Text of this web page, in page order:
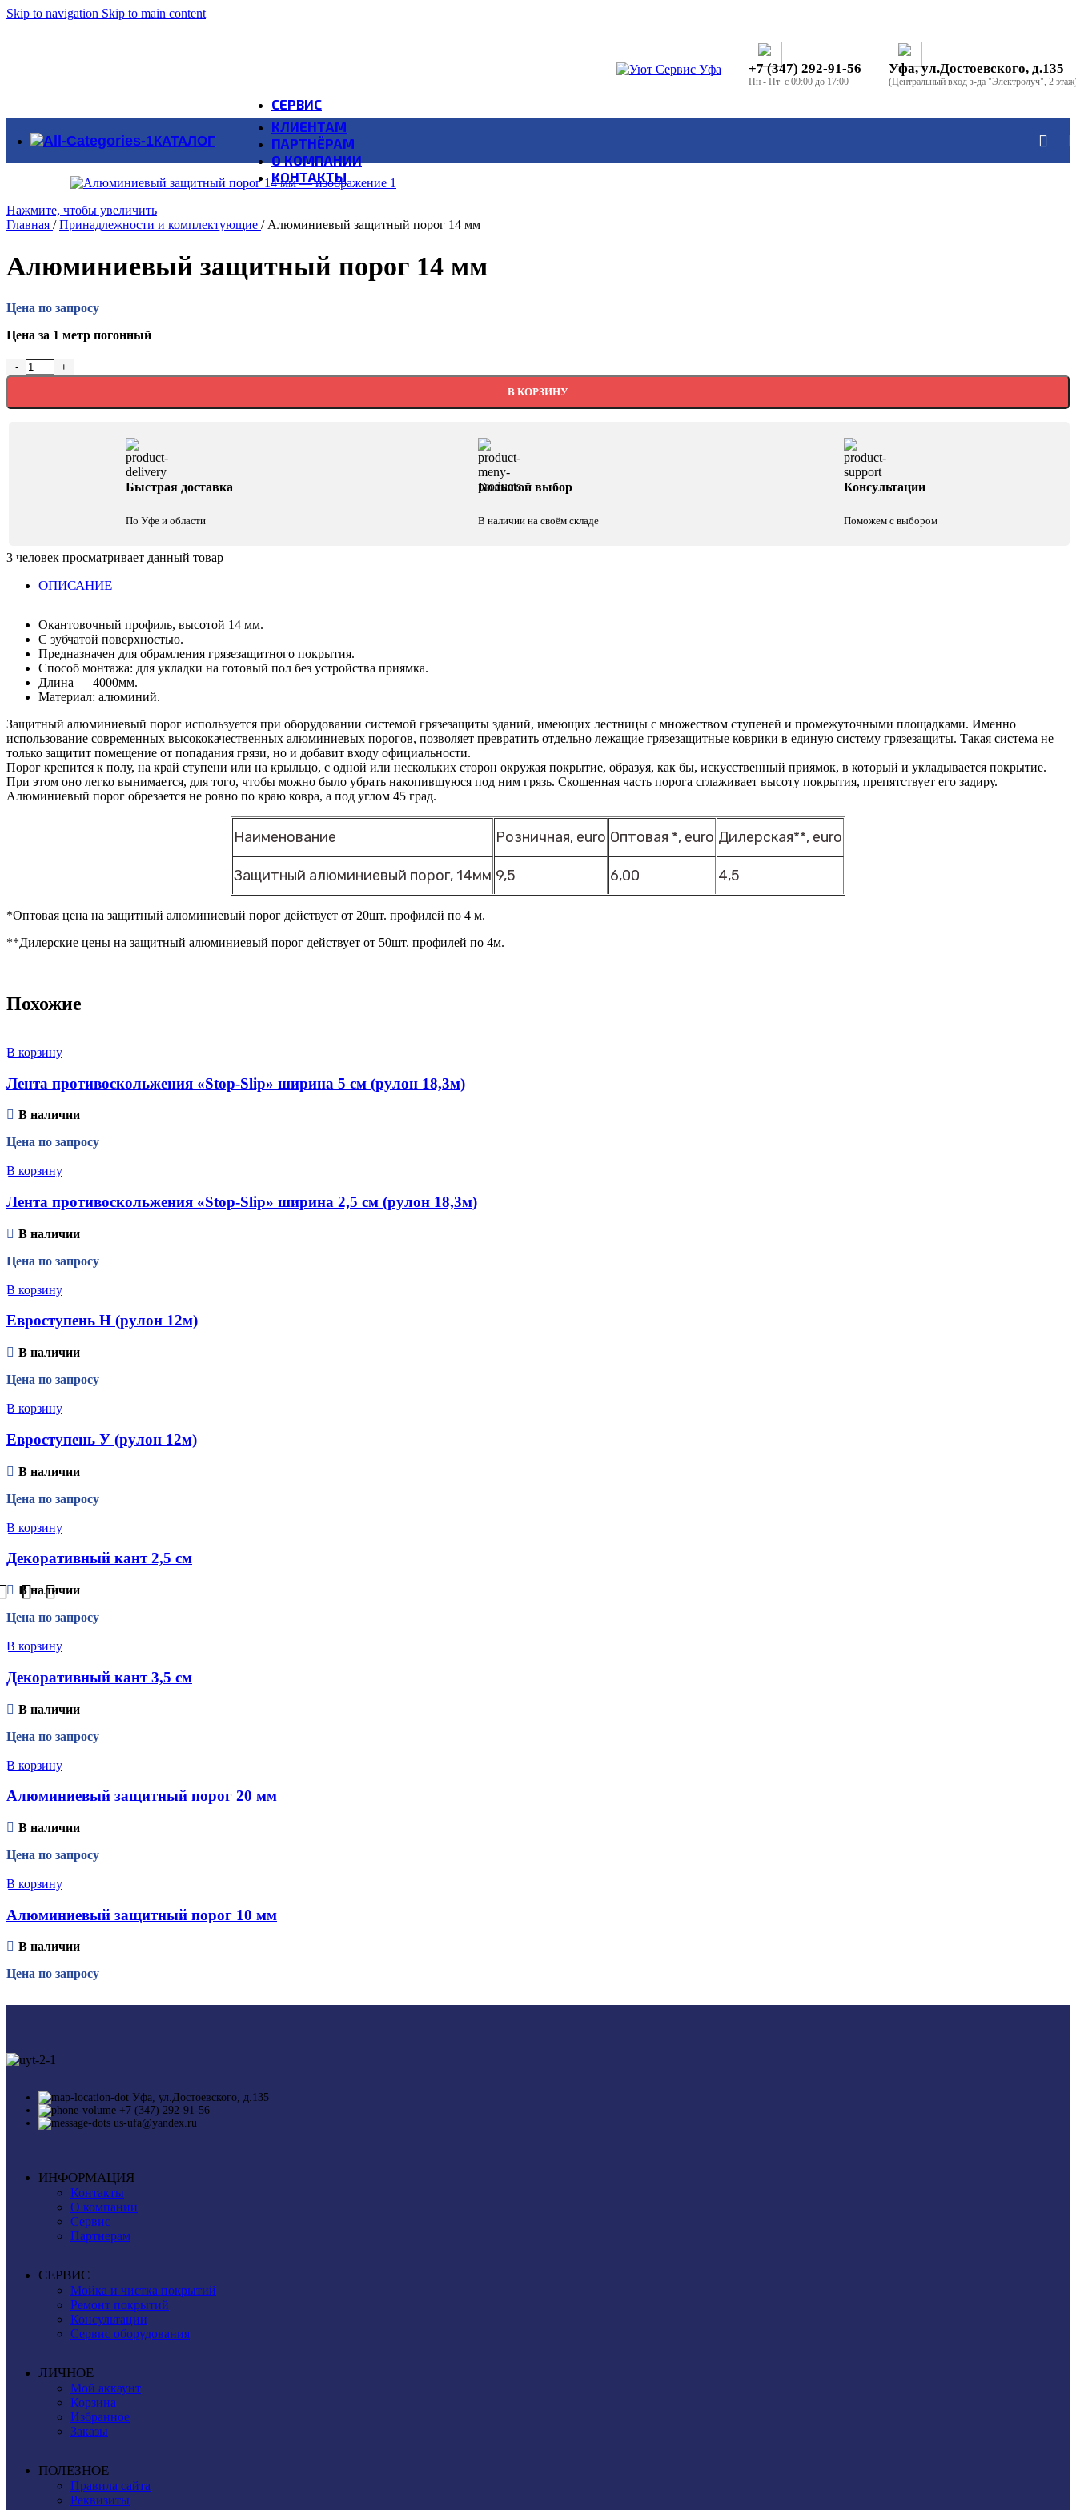
Skip to navigation Skip to main content
+7 (347) 292-91-56
Пн - Пт с 09:00 до 17:00
Уфа, ул.Достоевского, д.135
(Центральный вход з-да "Электролуч", 2
КАТАЛОГ
СЕРВИС
КЛИЕНТАМ
ПАРТНЁРАМ
О КОМПАНИИ
КОНТАКТЫ
Нажмите, чтобы увеличить
Главная / Принадлежности и комплектующие / Алюминиевый защитный порог 14 мм
Алюминиевый защитный порог 14 мм
Цена по запросу
Цена за 1 метр погонный
Количество товара Алюминиевый защитный порог 14 мм
В КОРЗИНУ
Быстрая доставка
По Уфе и области
Большой выбор
В наличии на своём складе
Консультации
Поможем с выбором
3 человек просматривает данный товар
ОПИСАНИЕ
Окантовочный профиль, высотой 14 мм.
С зубчатой поверхностью.
Предназначен для обрамления грязезащитного покрытия.
Способ монтажа: для укладки на готовый пол без устройства приямка.
Длина — 4000мм.
Материал: алюминий.
Защитный алюминиевый порог используется при оборудовании системой грязезащиты зданий, имеющих лестницы с множеством ступеней и промежуточными площадками. Именно
использование современных высококачественных алюминиевых порогов, позволяет превратить отдельно лежащие грязезащитные коврики в единую систему грязезащиты. Такая система не
только защитит помещение от попадания грязи, но и добавит входу официальности.
Порог крепится к полу, на край ступени или на крыльцо, с одной или нескольких сторон окружая покрытие, образуя, как бы, искусственный приямок, в который и укладывается покрытие.
При этом оно легко вынимается, для того, чтобы можно было убрать накопившуюся под ним грязь. Скошенная часть порога сглаживает высоту покрытия, препятствует его задиру.
Алюминиевый порог обрезается не ровно по краю ковра, а под углом 45 град.
Наименование Розничная, euro Оптовая *, euro Дилерская**, euro
Защитный алюминиевый порог, 14мм 9,5 6,00 4,5
*Оптовая цена на защитный алюминиевый порог действует от 20шт. профилей по 4 м.
**Дилерские цены на защитный алюминиевый порог действует от 50шт. профилей по 4м.
Похожие
В корзину
Лента противоскольжения «Stop-Slip» ширина 5 см (рулон 18,3м)
В наличии
Цена по запросу
В корзину
Лента противоскольжения «Stop-Slip» ширина 2,5 см (рулон 18,3м)
В наличии
Цена по запросу
В корзину
Евроступень Н (рулон 12м)
В наличии
Цена по запросу
В корзину
Евроступень У (рулон 12м)
В наличии
Цена по запросу
В корзину
Декоративный кант 2,5 см
В наличии
Цена по запросу
В корзину
Декоративный кант 3,5 см
В наличии
Цена по запросу
В корзину
Алюминиевый защитный порог 20 мм
В наличии
Цена по запросу
В корзину
Алюминиевый защитный порог 10 мм
В наличии
Цена по запросу
Уфа, ул.Достоевского, д.135
+7 (347) 292-91-56
us-ufa@yandex.ru
ИНФОРМАЦИЯ
Контакты
О компании
Сервис
Партнерам
СЕРВИС
Мойка и чистка покрытий
Ремонт покрытий
Консультации
Сервис оборудования
ЛИЧНОЕ
Мой аккаунт
Корзина
Избранное
Заказы
ПОЛЕЗНОЕ
Правила сайта
Реквизиты